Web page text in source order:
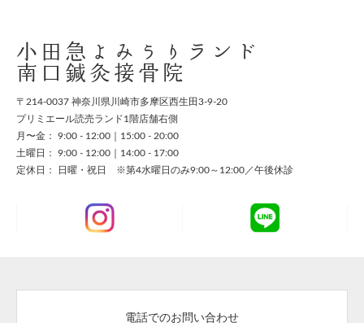
小田急よみうりランド
南口鍼灸接骨院
〒214-0037 神奈川県川崎市多摩区西生田3-9-20
プリミエール読売ランド1階店舗右側
月〜金： 9:00 - 12:00｜15:00 - 20:00
土曜日： 9:00 - 12:00｜14:00 - 17:00
定休日： 日曜・祝日 ※第4水曜日のみ9:00～12:00／午後休診
電話でのお問い合わせ